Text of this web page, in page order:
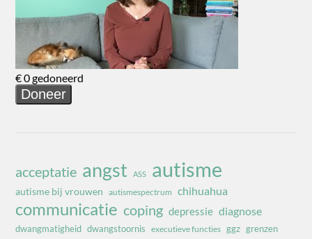
acceptatie angst ASS autisme
autisme bij vrouwen autismespectrum chihuahua
communicatie coping depressie diagnose
dwangmatigheid dwangstoornis executieve functies ggz grenzen